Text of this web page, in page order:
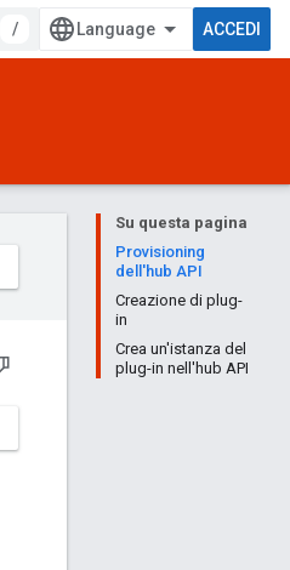
/ ACCEDI
Su questa pagina
Provisioning
dell'hub API
Creazione di plug-
in
Crea un'istanza del
plug-in nell'hub API